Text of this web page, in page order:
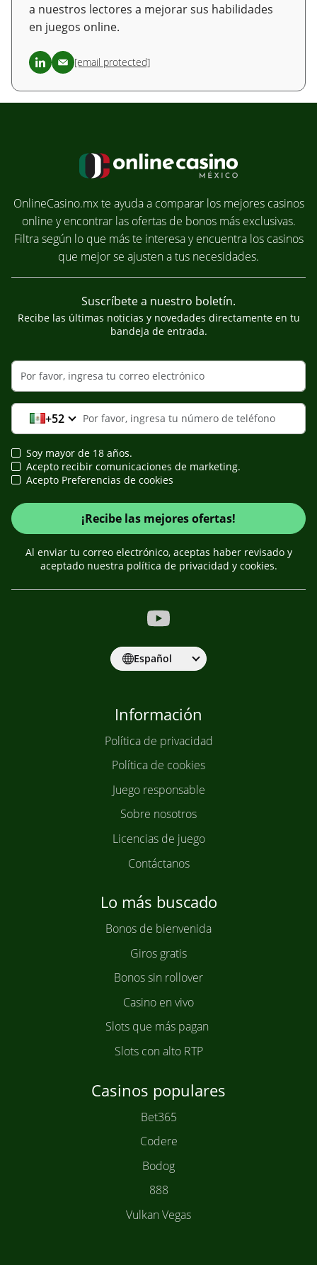
a nuestros lectores a mejorar sus habilidades
en juegos online.
[email protected]
OnlineCasino.mx te ayuda a comparar los mejores casinos
online y encontrar las ofertas de bonos más exclusivas.
Filtra según lo que más te interesa y encuentra los casinos
que mejor se ajusten a tus necesidades.
Suscríbete a nuestro boletín.
Recibe las últimas noticias y novedades directamente en tu
bandeja de entrada.
+52
Soy mayor de 18 años.
Acepto recibir comunicaciones de marketing.
Acepto Preferencias de cookies
¡Recibe las mejores ofertas!
Al enviar tu correo electrónico, aceptas haber revisado y
aceptado nuestra política de privacidad y cookies.
Español
Información
Política de privacidad
Política de cookies
Juego responsable
Sobre nosotros
Licencias de juego
Contáctanos
Lo más buscado
Bonos de bienvenida
Giros gratis
Bonos sin rollover
Casino en vivo
Slots que más pagan
Slots con alto RTP
Casinos populares
Bet365
Codere
Bodog
888
Vulkan Vegas